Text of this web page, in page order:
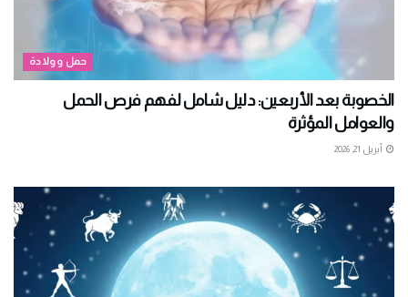
حمل وولادة
الخصوبة بعد الأربعين: دليل شامل لفهم فرص الحمل
والعوامل المؤثرة
أبريل 21, 2026